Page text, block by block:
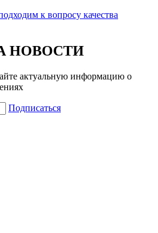
к вопросу качества
НОВОСТИ
актуальную информацию о
Подписаться